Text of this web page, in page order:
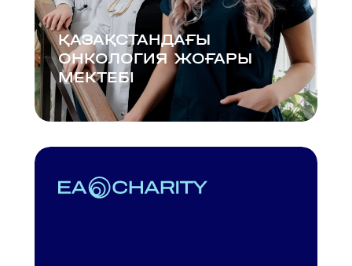
ҚАЗАҚСТАНДАҒЫ
ОНКОЛОГИЯ ЖОҒАРЫ
МЕКТЕБІ